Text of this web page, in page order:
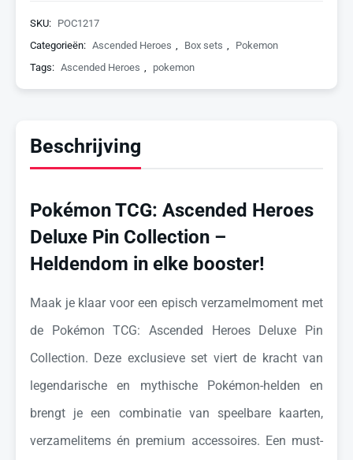
SKU: POC1217
Categorieën: Ascended Heroes , Box sets ,
Pokemon
Tags: Ascended Heroes , pokemon
Beschrijving
Pokémon TCG: Ascended Heroes
Deluxe Pin Collection –
Heldendom in elke booster!
Maak je klaar voor een episch verzamelmoment met
de Pokémon TCG: Ascended Heroes Deluxe Pin
Collection. Deze exclusieve set viert de kracht van
legendarische en mythische Pokémon-helden en
brengt je een combinatie van speelbare kaarten,
verzamelitems én premium accessoires. Een must-